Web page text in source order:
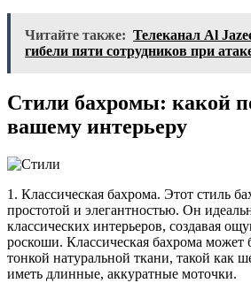
Читайте также: Телеканал Al
гибели пяти сотрудников при
Стили бахромы: какой
вашему интерьеру
1. Классическая бахрома. Этот стиль
простотой и элегантностью. Он
классических интерьеров, создавая
роскоши. Классическая бахрома может
тонкой натуральной ткани, такой как
иметь длинные, аккуратные моточки.